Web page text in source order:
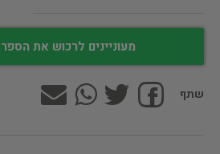
מעוניינים לרכוש את
שתף